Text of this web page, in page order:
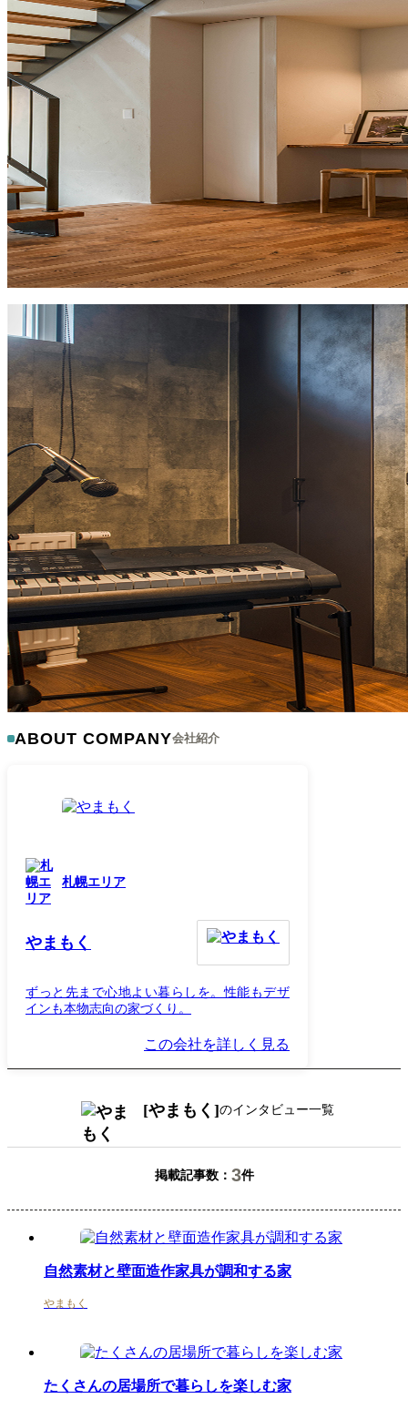
ABOUT COMPANY会社紹介
札幌エリア
やまもく
ずっと先まで心地よい暮らしを。性能もデザ
インも本物志向の家づくり。
この会社を詳しく見る
やまもく のインタビュー一覧
掲載記事数： 3件
自然素材と壁面造作家具が調和する家
やまもく
たくさんの居場所で暮らしを楽しむ家